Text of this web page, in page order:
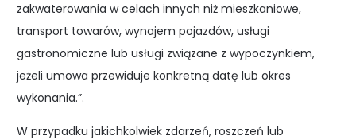
zakwaterowania w celach innych niż mieszkaniowe,
transport towarów, wynajem pojazdów, usługi
gastronomiczne lub usługi związane z wypoczynkiem,
jeżeli umowa przewiduje konkretną datę lub okres
wykonania.”.
W przypadku jakichkolwiek zdarzeń, roszczeń lub